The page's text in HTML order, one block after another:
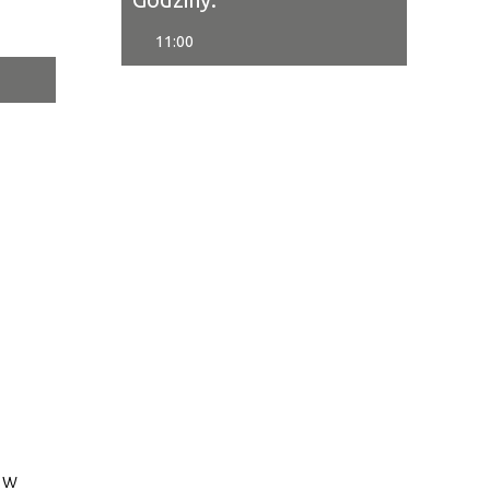
11:00